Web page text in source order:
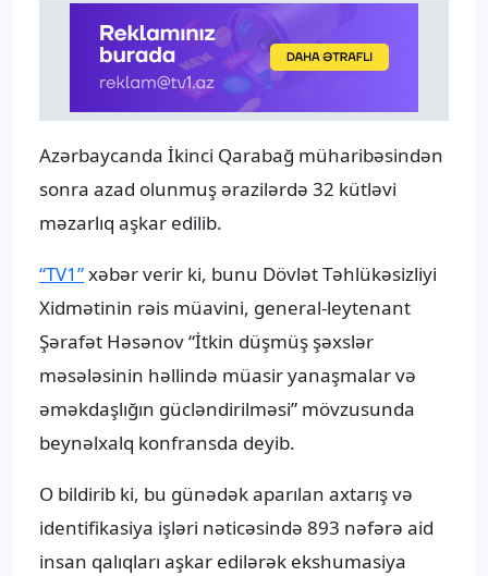
Azərbaycanda İkinci Qarabağ müharibəsindən
sonra azad olunmuş ərazilərdə 32 kütləvi
məzarlıq aşkar edilib.
“TV1”xəbər verir ki, bunu Dövlət Təhlükəsizliyi
Xidmətinin rəis müavini, general-leytenant
Şərafət Həsənov “İtkin düşmüş şəxslər
məsələsinin həllində müasir yanaşmalar və
əməkdaşlığın gücləndirilməsi” mövzusunda
beynəlxalq konfransda deyib.
O bildirib ki, bu günədək aparılan axtarış və
identifikasiya işləri nəticəsində 893 nəfərə aid
insan qalıqları aşkar edilərək ekshumasiya